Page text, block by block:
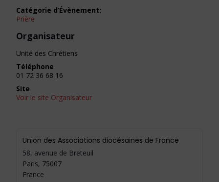
Catégorie d’Évènement:
Prière
Organisateur
Unité des Chrétiens
Téléphone
01 72 36 68 16
Site
Voir le site Organisateur
Union des Associations diocésaines de France
58, avenue de Breteuil
Paris, 75007
France